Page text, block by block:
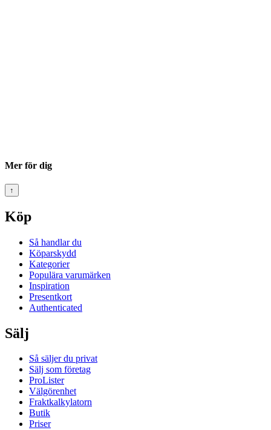
Mer för dig
↑
Köp
Så handlar du
Köparskydd
Kategorier
Populära varumärken
Inspiration
Presentkort
Authenticated
Sälj
Så säljer du privat
Sälj som företag
ProLister
Välgörenhet
Fraktkalkylatorn
Butik
Priser